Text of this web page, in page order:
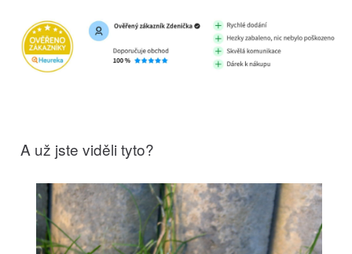
A už jste viděli tyto?